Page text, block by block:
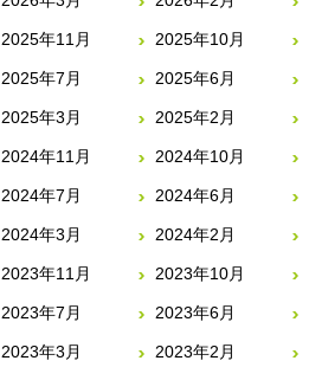
2025年11月 2025年10月
2025年7月 2025年6月
2025年3月 2025年2月
2024年11月 2024年10月
2024年7月 2024年6月
2024年3月 2024年2月
2023年11月 2023年10月
2023年7月 2023年6月
2023年3月 2023年2月